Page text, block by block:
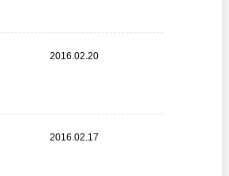
2016.02.20
2016.02.17